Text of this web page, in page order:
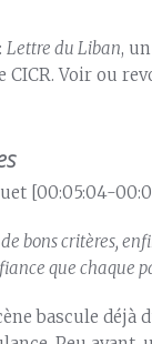
Lettre du Liban,
CICR. Voir ou
[00:05:04-
bons critères,
que chaque
bascule déjà